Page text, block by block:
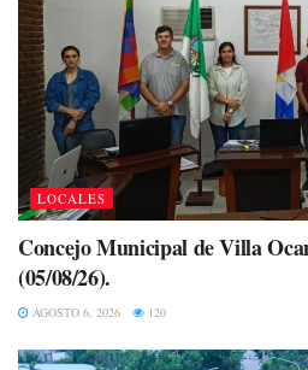
LOCALES
Concejo Municipal de Villa
(05/08/26).
AGOSTO 6, 2026 120